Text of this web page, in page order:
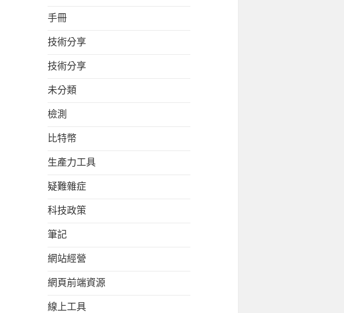
手冊
技術分享
技術分享
未分類
檢測
比特幣
生產力工具
疑難雜症
科技政策
筆記
網站經營
網頁前端資源
線上工具